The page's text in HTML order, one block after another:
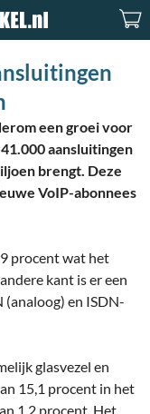
een groei voor
aansluitingen
brengt. Deze
VoIP-abonnees
procent wat het
kant is er een
(analoog) en ISDN-
glasvezel en
15,1 procent in het
1,2 procent. Het